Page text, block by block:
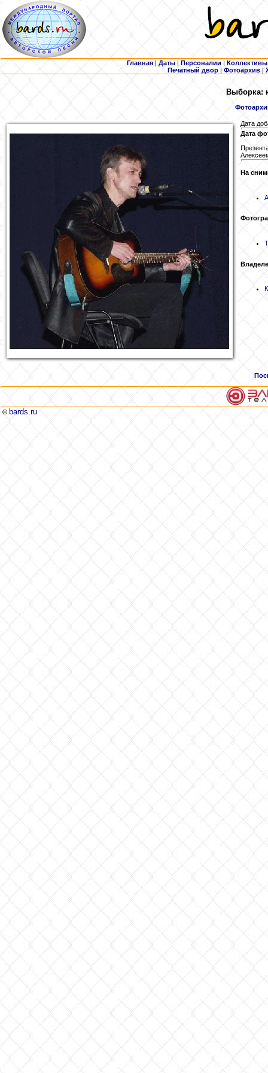
Главная | Даты | Персоналии | Коллективы
Печатный двор |Фотоархив |
Выборка:
Дата
Дата
На
© bards.ru